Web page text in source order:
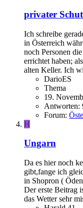
privater
Ich schreibe
in Österreich
noch Personen
errichtet haben;
alten Keller. Ich
DarioES
Thema
19.
Antworten:
Forum:
H
Ungarn
Da es hier noch
gibt,fange ich
in Shopron (
Der erste Beitrag
das Wetter sehr